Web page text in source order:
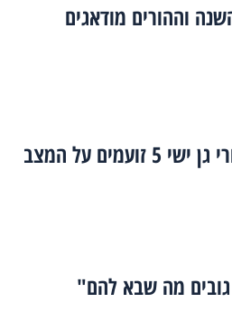
וההורים מודאגים
על המצב
גובים מה שבא להם"